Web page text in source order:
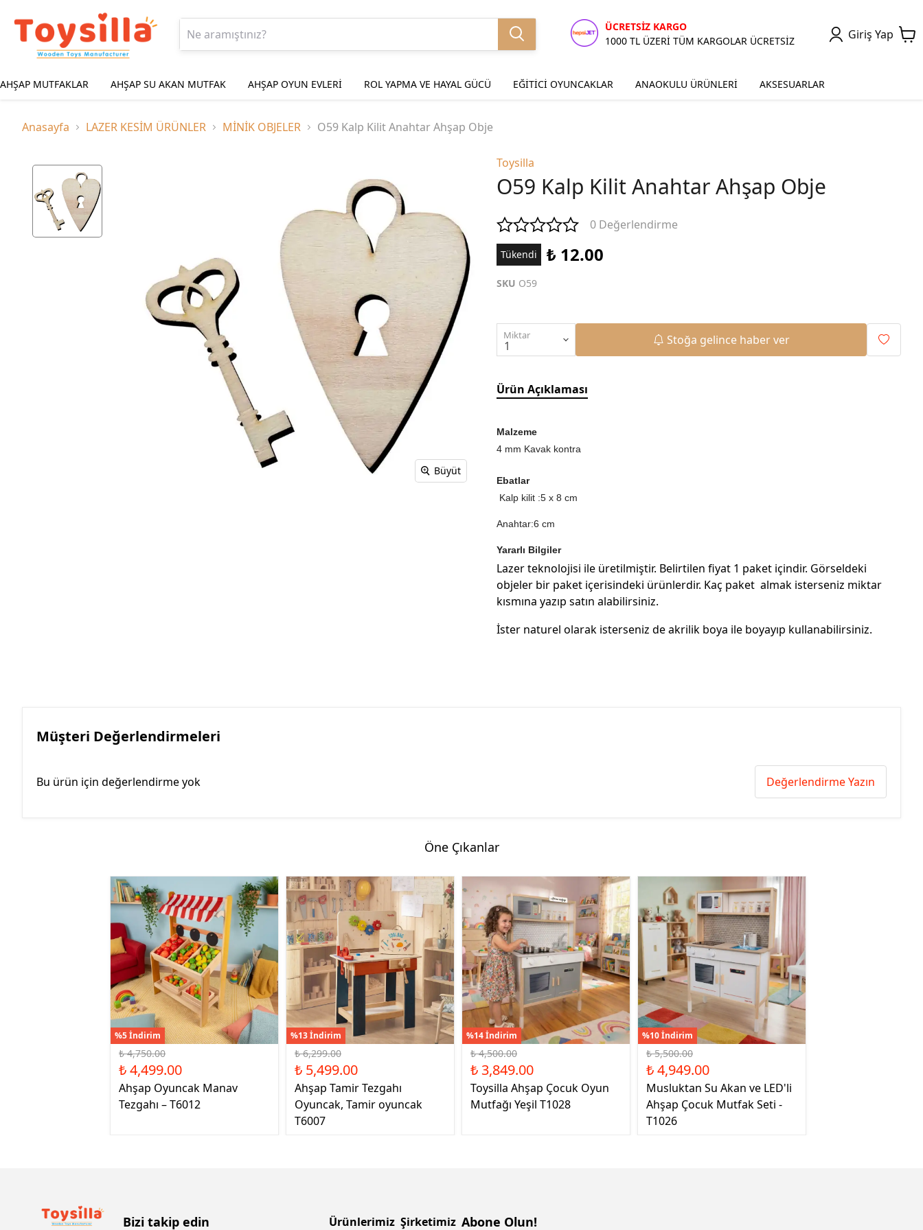
ÜCRETSİZ KARGO
1000 TL ÜZERİ TÜM KARGOLAR ÜCRETSİZ
Giriş Yap
AHŞAP MUTFAKLAR AHŞAP SU AKAN MUTFAK AHŞAP OYUN EVLERİ ROL YAPMA VE HAYAL GÜCÜ EĞİTİCİ OYUNCAKLAR ANAOKULU ÜRÜNLERİ AKSESUARLAR
Anasayfa LAZER KESİM ÜRÜNLER MİNİK OBJELER O59 Kalp Kilit Anahtar Ahşap Obje
Büyüt
Toysilla
O59 Kalp Kilit Anahtar Ahşap Obje
0 Değerlendirme
Tükendi ₺ 12.00
SKU O59
Miktar Stoğa gelince haber ver
Ürün Açıklaması
Malzeme
4 mm Kavak kontra
Ebatlar
Kalp kilit :5 x 8 cm
Anahtar:6 cm
Yararlı Bilgiler
Lazer teknolojisi ile üretilmiştir. Belirtilen fiyat 1 paket içindir. Görseldeki
objeler bir paket içerisindeki ürünlerdir. Kaç paket almak isterseniz miktar
kısmına yazıp satın alabilirsiniz.
İster naturel olarak isterseniz de akrilik boya ile boyayıp kullanabilirsiniz.
Müşteri Değerlendirmeleri
Bu ürün için değerlendirme yok Değerlendirme Yazın
Öne Çıkanlar
%5 İndirim
₺ 4,750.00
₺ 4,499.00
Ahşap Oyuncak Manav
Tezgahı – T6012
%13 İndirim
₺ 6,299.00
₺ 5,499.00
Ahşap Tamir Tezgahı
Oyuncak, Tamir oyuncak
T6007
%14 İndirim
₺ 4,500.00
₺ 3,849.00
Toysilla Ahşap Çocuk Oyun
Mutfağı Yeşil T1028
%10 İndirim
₺ 5,500.00
₺ 4,949.00
Musluktan Su Akan ve LED'li
Ahşap Çocuk Mutfak Seti -
T1026
Bizi takip edin Ürünlerimiz Şirketimiz Abone Olun!